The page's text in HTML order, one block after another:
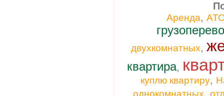
Аренда,
двухкомнатных,
квартира,
куплю квартиру,
однокомнатных,